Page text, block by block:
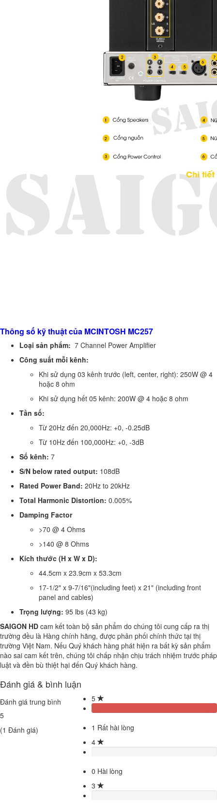
Thông số kỹ thuật của MCINTOSH MC257
Loại sản phẩm: 7 Channel Power Amplifier
Công suất mỗi kênh:
Khi sử dụng 03 kênh trước (left, center, right): 250W @ 4
hoặc 8 ohm
Khi sử dụng hết 05 kênh: 200W @ 4 hoặc 8 ohm
Tần số:
Từ 20Hz đến 20,000Hz: +0, -0.25dB
Từ 10Hz đến 100,000Hz: +0, -3dB
Số kênh: 7
S/N below rated output: 108dB
Rated Power Band: 20Hz to 20kHz
Total Harmonic Distortion: 0.005%
Damping Factor
>70 @ 4 Ohms
>140 @ 8 Ohms
Kích thước (H x W x D):
44.5cm x 23.9cm x 53.3cm
17-1/2" x 9-7/16"(including feet) x 21" (including front
panel and cables)
Trọng lượng: 95 lbs (43 kg)
SAIGON HD cam kết toàn bộ sản phẩm do chúng tôi cung cấp ra thị
trường đều là Hàng chính hãng, được phân phối chính thức tại thị
trường Việt Nam. Nếu Quý khách hàng phát hiện ra bất kỳ sản phẩm
nào sai cam kết trên, chúng tôi chấp nhận chịu trách nhiệm trước pháp
luật và đền bù thiệt hại đến Quý khách hàng.
Đánh giá & bình luận
Đánh giá trung bình
5
(1 Đánh giá)
5
1 Rất hài lòng
4
0 Hài lòng
3